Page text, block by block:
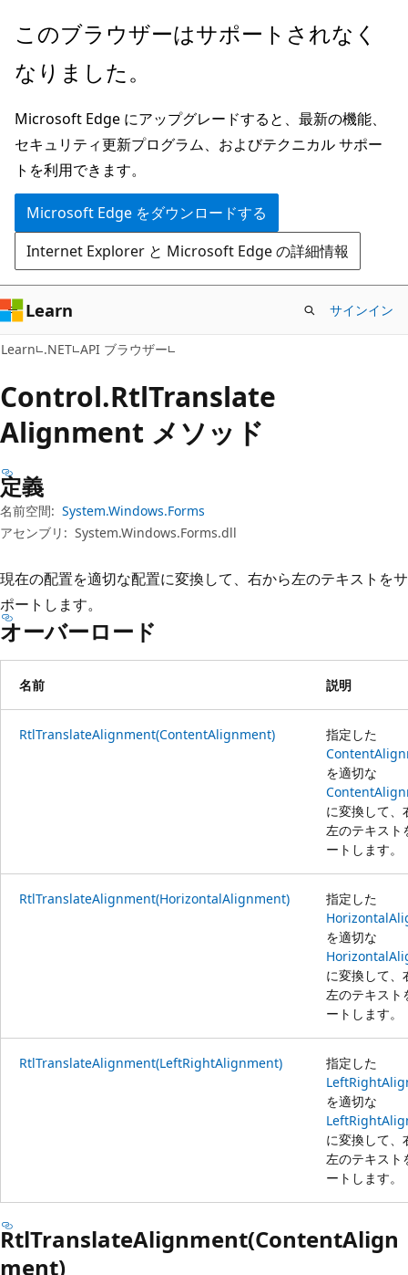
メ
ン
ン
テ
ン
ツ
に
ス
キ
ッ
プ
ペ
ジ
ナ
ビ
ゲ
ー
シ
ョ
ン
に
ス
キ
ッ
プ
このブラウザーはサポートされなく
なりました。
Microsoft Edge にアップグレードすると、最新の機能、
セキュリティ更新プログラム、およびテクニカル サポー
トを利用できます。
Microsoft Edge をダウンロードする
Internet Explorer と Microsoft Edge の詳細情報
Learn サインイン
Learn .NET API ブラウザー
Control.RtlTranslate
Alignment メソッド
定義
名前空間: System.Windows.Forms
アセンブリ: System.Windows.Forms.dll
現在の配置を適切な配置に変換して、右から左のテキストをサ
ポートします。
オーバーロード
名前 説明
RtlTranslateAlignment(ContentAlignment)
指定した
を適切な
に変換して、
左のテキスト
ートします。
RtlTranslateAlignment(HorizontalAlignment)
指定した
を適切な
に変換して、
左のテキスト
ートします。
RtlTranslateAlignment(LeftRightAlignment)
指定した
を適切な
に変換して、
左のテキスト
ートします。
RtlTranslateAlignment(ContentAlign
ment)